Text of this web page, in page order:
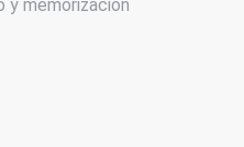
y memorización